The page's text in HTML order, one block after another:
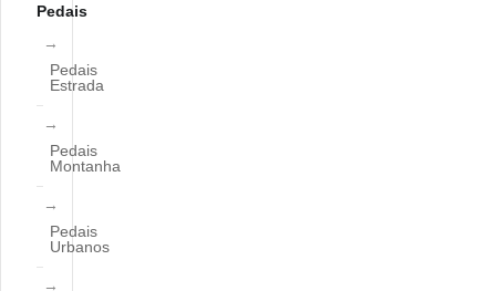
Pedais
Pedais
Estrada
Pedais
Montanha
Pedais
Urbanos